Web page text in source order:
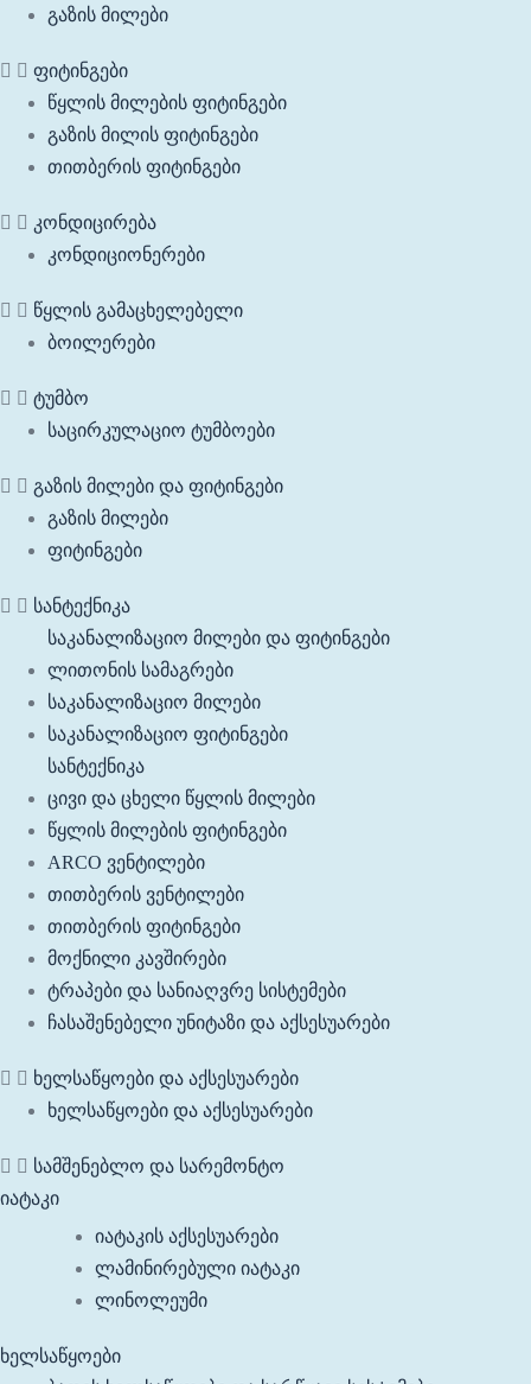
გაზის მილები
ფიტინგები
წყლის მილების ფიტინგები
გაზის მილის ფიტინგები
თითბერის ფიტინგები
კონდიცირება
კონდიციონერები
წყლის გამაცხელებელი
ბოილერები
ტუმბო
საცირკულაციო ტუმბოები
გაზის მილები და ფიტინგები
გაზის მილები
ფიტინგები
სანტექნიკა
საკანალიზაციო მილები და ფიტინგები
ლითონის სამაგრები
საკანალიზაციო მილები
საკანალიზაციო ფიტინგები
სანტექნიკა
ცივი და ცხელი წყლის მილები
წყლის მილების ფიტინგები
ARCO ვენტილები
თითბერის ვენტილები
თითბერის ფიტინგები
მოქნილი კავშირები
ტრაპები და სანიაღვრე სისტემები
ჩასაშენებელი უნიტაზი და აქსესუარები
ხელსაწყოები და აქსესუარები
ხელსაწყოები და აქსესუარები
სამშენებლო და სარემონტო
იატაკი
იატაკის აქსესუარები
ლამინირებული იატაკი
ლინოლეუმი
ხელსაწყოები